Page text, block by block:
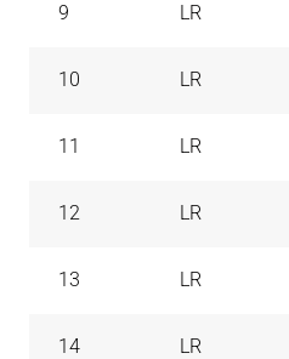
9 LR
10 LR
11 LR
12 LR
13 LR
14 LR